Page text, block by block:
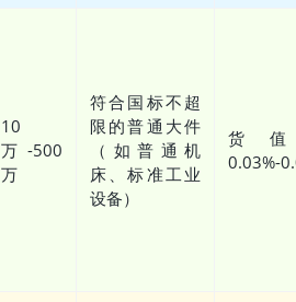
10
万-500
万
符合国标不超
限的普通大件
（如普通机
床、标准工业
设备）
货
0.03%-